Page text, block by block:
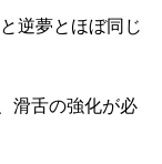
と逆夢とほぼ同じ
滑舌の強化が必